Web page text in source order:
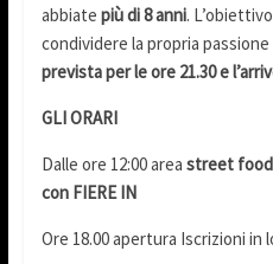
abbiate più di 8 anni.
condividere la propria
prevista per le ore 21.30 e
GLI ORARI
Dalle ore 12:00 area street food
con FIERE IN
Ore 18.00 apertura Iscrizioni in